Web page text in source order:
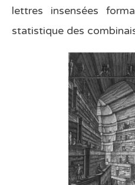
lettres insensées
statistique des